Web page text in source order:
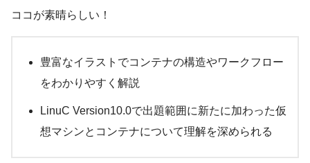
ココが素晴らしい！
豊富なイラストでコンテナの構造やワークフロー
をわかりやすく解説
LinuC Version10.0で出題範囲に新たに加わった仮
想マシンとコンテナについて理解を深められる